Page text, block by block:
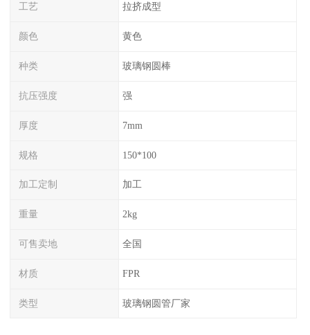
工艺 拉挤成型
颜色 黄色
种类 玻璃钢圆棒
抗压强度 强
厚度 7mm
规格 150*100
加工定制 加工
重量 2kg
可售卖地 全国
材质 FPR
类型 玻璃钢圆管厂家